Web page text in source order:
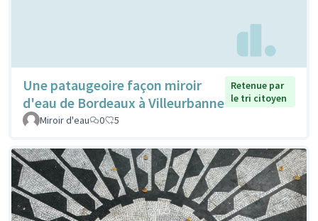
Une pataugeoire façon miroir
d'eau de Bordeaux à Villeurbanne
Retenue par
le tri citoyen
Miroir d'eau
0 5